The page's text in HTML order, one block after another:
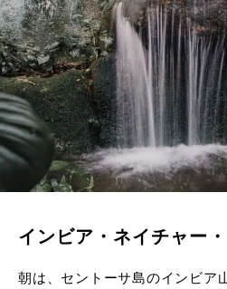
インビア・ネイチャー
朝は、セントーサ島のインビア